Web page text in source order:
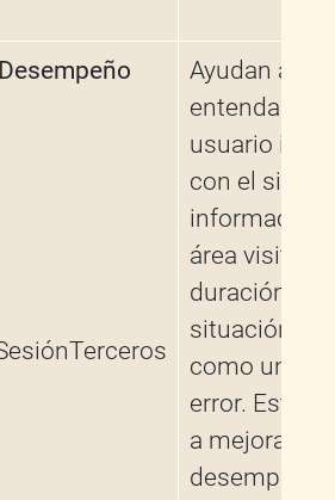
Ayudan a
usuario
con el sitio y
información
área visitada,
duración y
situación
como un
error. Esto
a mejorar el
desempeño